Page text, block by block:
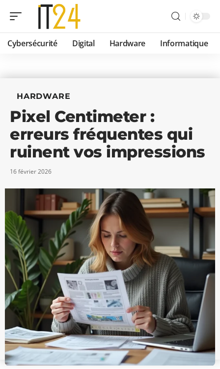
Cybersécurité Digital Hardware Informatique
HARDWARE
Pixel Centimeter :
erreurs fréquentes qui
ruinent vos impressions
16 février 2026